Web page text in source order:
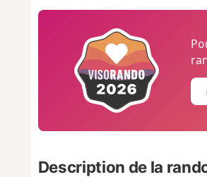
Description de la